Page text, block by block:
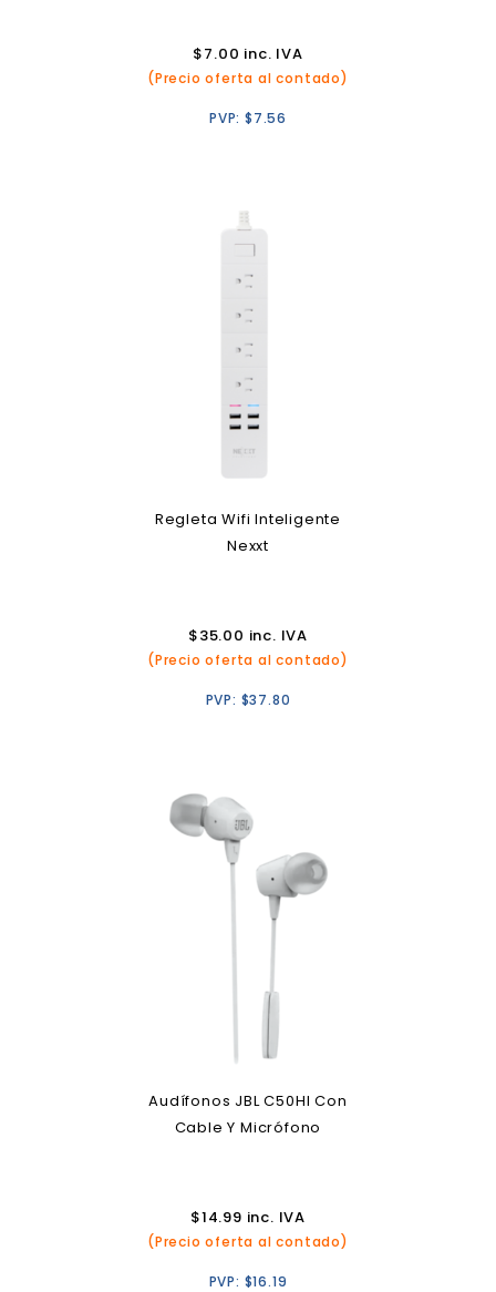
$7.00 inc. IVA
(Precio oferta al contado)
PVP: $7.56
Regleta Wifi Inteligente
Nexxt
$35.00 inc. IVA
(Precio oferta al contado)
PVP: $37.80
Audífonos JBL C50HI Con
Cable Y Micrófono
$14.99 inc. IVA
(Precio oferta al contado)
PVP: $16.19